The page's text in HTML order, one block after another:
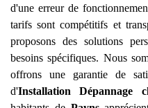
d'une erreur de
tarifs sont compétitifs et
proposons des solutions
besoins spécifiques. Nous
offrons une garantie de
d'Installation Dépannage